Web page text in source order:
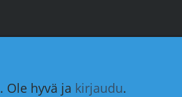
. Ole hyvä ja kirjaudu.